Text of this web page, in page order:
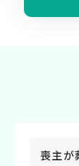
喪主が